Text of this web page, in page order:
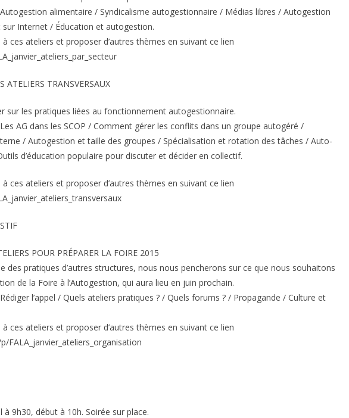
alimentaire / Syndicalisme autogestionnaire / Médias libres / Autogestion
sur Internet / Éducation et autogestion.
ces ateliers et proposer d’autres thèmes en suivant ce lien
ATELIERS TRANSVERSAUX
sur les pratiques liées au fonctionnement autogestionnaire.
AG dans les SCOP / Comment gérer les conflits dans un groupe autogéré /
/ Autogestion et taille des groupes / Spécialisation et rotation des tâches / Auto-
d’éducation populaire pour discuter et décider en collectif.
ces ateliers et proposer d’autres thèmes en suivant ce lien
POUR PRÉPARER LA FOIRE 2015
des pratiques d’autres structures, nous nous pencherons sur ce que nous souhaitons
de la Foire à l’Autogestion, qui aura lieu en juin prochain.
l’appel / Quels ateliers pratiques ? / Quels forums ? / Propagande / Culture et
ces ateliers et proposer d’autres thèmes en suivant ce lien
FALA_janvier_ateliers_organisation
à 9h30, début à 10h. Soirée sur place.